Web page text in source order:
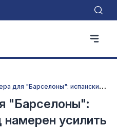
Т
ри джокера для "Барселоны": испанский гранд намерен усилить линию атаки
"Барселоны":
намерен усилить